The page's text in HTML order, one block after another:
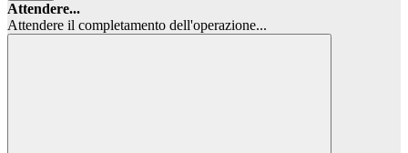
Attendere...
Attendere il completamento dell'operazione...